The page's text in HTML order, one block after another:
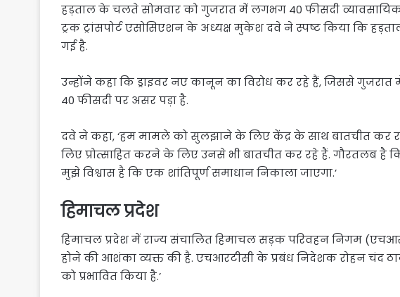
हड़ताल के चलते सोमवार को गुजरात में लगभग 40 फीसदी
ट्रक ट्रांसपोर्ट एसोसिएशन के अध्यक्ष मुकेश दवे ने स्पष्ट किया कि
गई है.
उन्होंने कहा कि ड्राइवर नए कानून का विरोध कर रहे हैं, जिससे
40 फीसदी पर असर पड़ा है.
दवे ने कहा, ‘हम मामले को सुलझाने के लिए केंद्र के साथ बातचीत कर
लिए प्रोत्साहित करने के लिए उनसे भी बातचीत कर रहे हैं. गौरतलब है
मुझे विश्वास है कि एक शांतिपूर्ण समाधान निकाला जाएगा.’
हिमाचल प्रदेश
हिमाचल प्रदेश में राज्य संचालित हिमाचल सड़क परिवहन निगम
होने की आशंका व्यक्त की है. एचआरटीसी के प्रबंध निदेशक रोहन चंद
को प्रभावित किया है.’